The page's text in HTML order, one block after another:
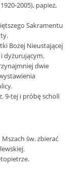
2005), papież,
Sakramentu
Bożej Nieustającej
dyżurującym.
dwie
9-tej i próbę scholi
Mszach św. zbierać